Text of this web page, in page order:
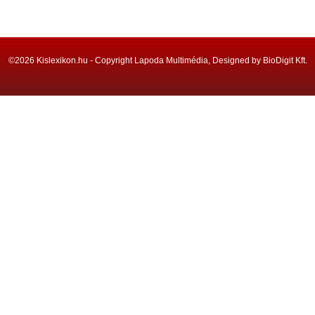
©2026 Kislexikon.hu - Copyright Lapoda Multimédia, Designed by BioDigit Kft.